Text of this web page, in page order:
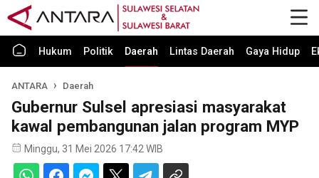
Hukum Politik Daerah Lintas Daerah Gaya Hidup
ANTARA Daerah
Gubernur Sulsel apresiasi masyarakat
kawal pembangunan jalan program MYP
Minggu, 31 Mei 2026 17:42 WIB